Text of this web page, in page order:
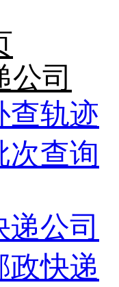
公司
查轨迹
次查询
递公司
政快递